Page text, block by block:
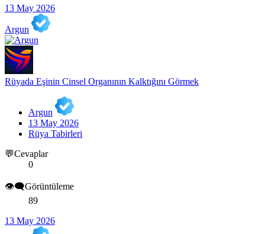
13 May 2026
Argun
Rüyada Eşinin Cinsel Organının Kalktığını Görmek
Argun
13 May 2026
Rüya Tabirleri
💬Cevaplar
0
👁️‍🗨️Görüntüleme
89
13 May 2026